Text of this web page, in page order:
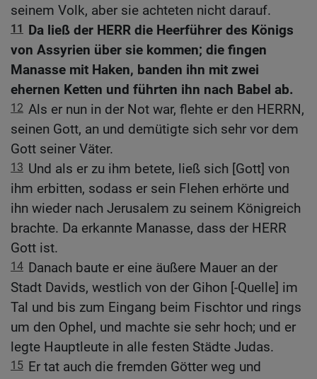
seinem Volk, aber sie achteten nicht darauf.
11
Da ließ der HERR die Heerführer des Königs
von Assyrien über sie kommen; die fingen
Manasse mit Haken, banden ihn mit zwei
ehernen Ketten und führten ihn nach Babel ab.
12 Als er nun in der Not war, flehte er den HERRN,
seinen Gott, an und demütigte sich sehr vor dem
Gott seiner Väter.
13 Und als er zu ihm betete, ließ sich [Gott] von
ihm erbitten, sodass er sein Flehen erhörte und
ihn wieder nach Jerusalem zu seinem Königreich
brachte. Da erkannte Manasse, dass der HERR
Gott ist.
14 Danach baute er eine äußere Mauer an der
Stadt Davids, westlich von der Gihon [-Quelle] im
Tal und bis zum Eingang beim Fischtor und rings
um den Ophel, und machte sie sehr hoch; und er
legte Hauptleute in alle festen Städte Judas.
15 Er tat auch die fremden Götter weg und